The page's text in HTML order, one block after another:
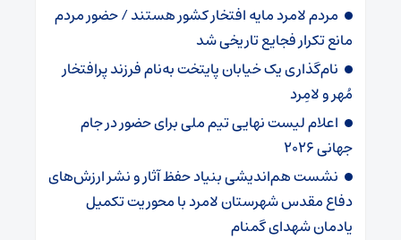
مردم لامرد مایه افتخار کشور هستند / حضور مردم
مانع تکرار فجایع تاریخی شد
نام‌گذاری یک خیابان پایتخت به‌نام فرزند پرافتخار
مُهر و لامِرد
اعلام لیست نهایی تیم ملی برای حضور در جام
جهانی ۲۰۲۶ ‌
نشست هم‌اندیشی بنیاد حفظ آثار و نشر ارزش‌های
دفاع مقدس شهرستان لامرد با محوریت تکمیل
یادمان شهدای گمنام